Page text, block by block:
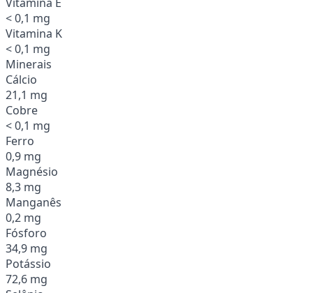
< 0,1 mg
Vitamina K
< 0,1 mg
Minerais
Cálcio
21,1 mg
Cobre
< 0,1 mg
Ferro
0,9 mg
Magnésio
8,3 mg
Manganês
0,2 mg
Fósforo
34,9 mg
Potássio
72,6 mg